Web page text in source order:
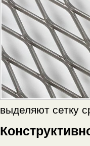
выделяют сетку